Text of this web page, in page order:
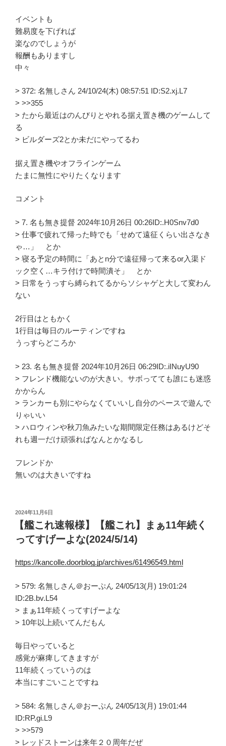
イベントも
難易度を下げれば
楽なのでしょうが
報酬もありますし
中々
> 372: 名無しさん 24/10/24(木) 08:57:51 ID:S2.xj.L7
> >>355
> たから最近はのんびりとやれる据え置き機のゲームして
る
> ビルダーズ2とか未だにやってるわ
据え置き機やオフラインゲーム
たまに無性にやりたくなります
コメント
> 7. 名も無き提督 2024年10月26日 00:26ID:.H0Snv7d0
> 仕事で疲れて帰った時でも「せめて遠征くらい出さなき
ゃ…」 とか
> 寝る予定の時間に「あとn分で遠征帰って来るor入渠ド
ック空く…キラ付けで時間潰そ」 とか
> 日常をうっすら縛られてるからソシャゲと大して変わん
ない
2行目はともかく
1行目は毎日のルーティンですね
うっすらどころか
> 23. 名も無き提督 2024年10月26日 06:29ID:.iINuyU90
> フレンド機能ないのが大きい。サボってても誰にも迷惑
かからん
> ランカーも別にやらなくていいし自分のペースで遊んで
りゃいい
> ハロウィンや秋刀魚みたいな期間限定任務はあるけどそ
れも週一だけ頑張ればなんとかなるし
フレンドか
無いのは大きいですね
投
日:
2024年11月6日
【艦これ速報様】【艦これ】まぁ11年続く
ってすげーよな(2024/5/14)
https://kancolle.doorblog.jp/archives/61496549.html
> 579: 名無しさん＠おーぷん 24/05/13(月) 19:01:24
ID:2B.bv.L54
> まぁ11年続くってすげーよな
> 10年以上続いてんだもん
毎日やっていると
感覚が麻痺してきますが
11年続くっていうのは
本当にすごいことですね
> 584: 名無しさん＠おーぷん 24/05/13(月) 19:01:44
ID:RP.gi.L9
> >>579
> レッドストーンは来年２０周年だぜ